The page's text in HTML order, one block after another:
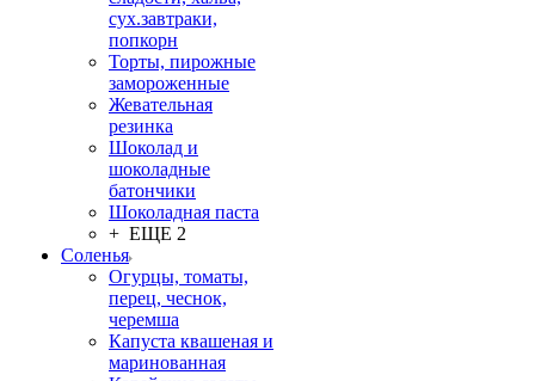
сух.завтраки,
попкорн
Торты, пирожные
замороженные
Жевательная
резинка
Шоколад и
шоколадные
батончики
Шоколадная паста
+ ЕЩЕ 2
Соленья
Огурцы, томаты,
перец, чеснок,
черемша
Капуста квашеная и
маринованная